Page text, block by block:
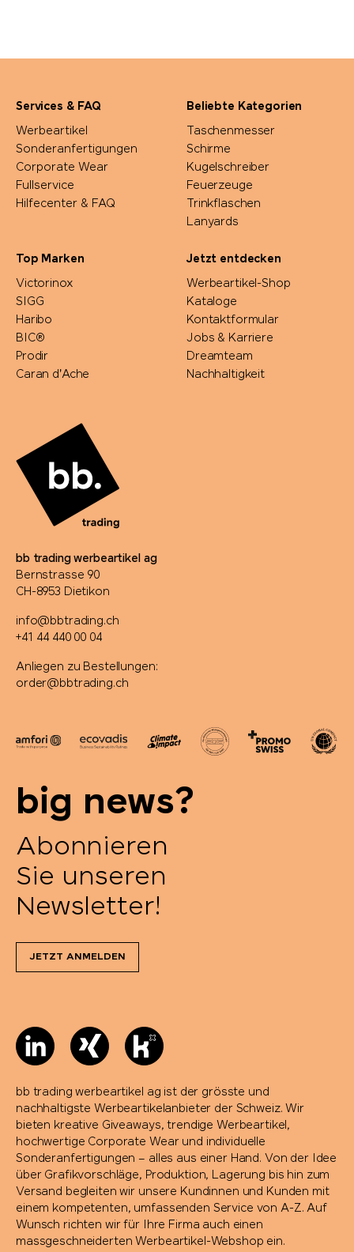
Services & FAQ
Werbeartikel
Sonderanfertigungen
Corporate Wear
Fullservice
Hilfecenter & FAQ
Beliebte Kategorien
Taschenmesser
Schirme
Kugelschreiber
Feuerzeuge
Trinkflaschen
Lanyards
Top Marken
Victorinox
SIGG
Haribo
BIC®
Prodir
Caran d'Ache
Jetzt entdecken
Werbeartikel-Shop
Kataloge
Kontaktformular
Jobs & Karriere
Dreamteam
Nachhaltigkeit
bb trading werbeartikel ag
Bernstrasse 90
CH-8953 Dietikon
info@bbtrading.ch
+41 44 440 00 04
Anliegen zu Bestellungen:
order@bbtrading.ch
big news?
Abonnieren
Sie unseren
Newsletter!
JETZT ANMELDEN
bb trading werbeartikel ag ist der grösste und
nachhaltigste Werbeartikelanbieter der Schweiz. Wir
bieten kreative Giveaways, trendige Werbeartikel,
hochwertige Corporate Wear und individuelle
Sonderanfertigungen – alles aus einer Hand. Von der Idee
über Grafikvorschläge, Produktion, Lagerung bis hin zum
Versand begleiten wir unsere Kundinnen und Kunden mit
einem kompetenten, umfassenden Service von A-Z. Auf
Wunsch richten wir für Ihre Firma auch einen
massgeschneiderten Werbeartikel-Webshop ein.